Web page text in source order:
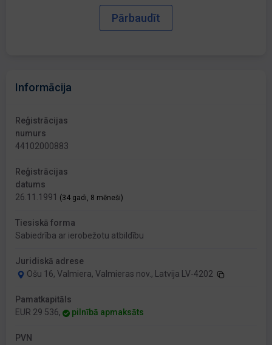
Pārbaudīt
Informācija
Reģistrācijas
numurs
44102000883
Reģistrācijas
datums
26.11.1991 (34 gadi, 8 mēneši)
Tiesiskā forma
Sabiedrība ar ierobežotu atbildību
Juridiskā adrese
Ošu 16, Valmiera, Valmieras nov., Latvija LV-4202
Pamatkapitāls
EUR 29 536,
pilnībā apmaksāts
PVN